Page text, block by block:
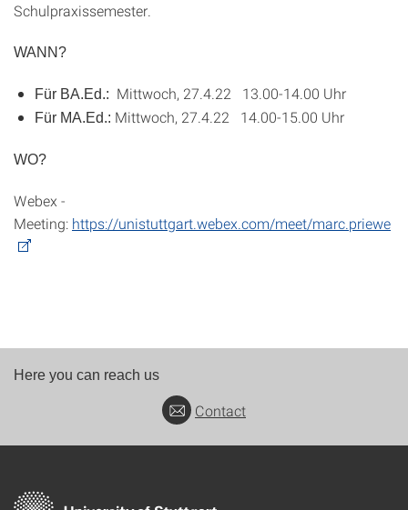
Schulpraxissemester.
WANN?
Für BA.Ed.: Mittwoch, 27.4.22 13.00-14.00 Uhr
Für MA.Ed.: Mittwoch, 27.4.22 14.00-15.00 Uhr
WO?
Webex -
Meeting: https://unistuttgart.webex.com/meet/marc.priewe
Here you can reach us
Contact